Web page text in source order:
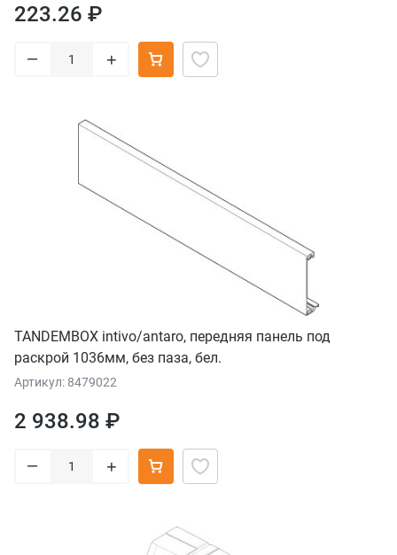
223.26 ₽
– +
TANDEMBOX intivo/antaro, передняя панель под
раскрой 1036мм, без паза, бел.
Артикул: 8479022
2 938.98 ₽
– +